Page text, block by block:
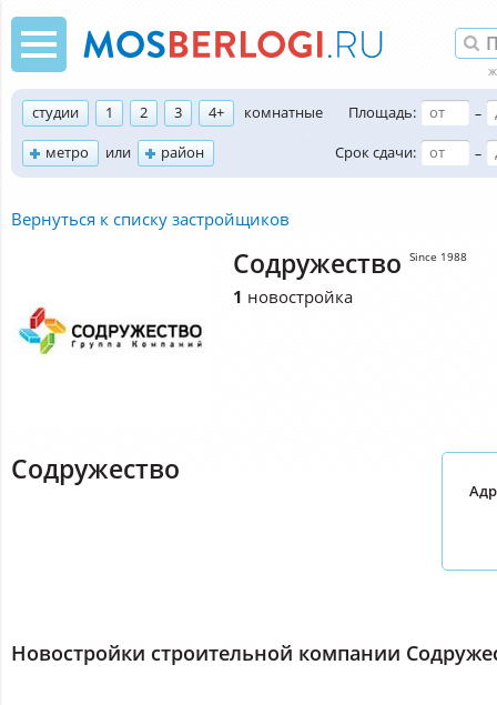
студии 1 2 3 4+
комнатные
метро
или район
Площадь:
–
Срок сдачи:
–
Вернуться к списку застройщиков
Содружество Since 1988
1 новостройка
Содружество
Новостройки строительной компании